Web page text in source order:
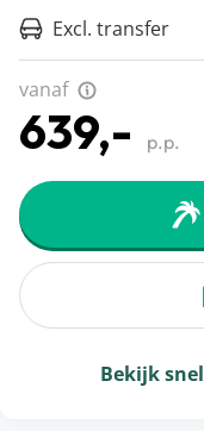
Excl. transfer
vanaf
639,- p.p.
Bekijk snel